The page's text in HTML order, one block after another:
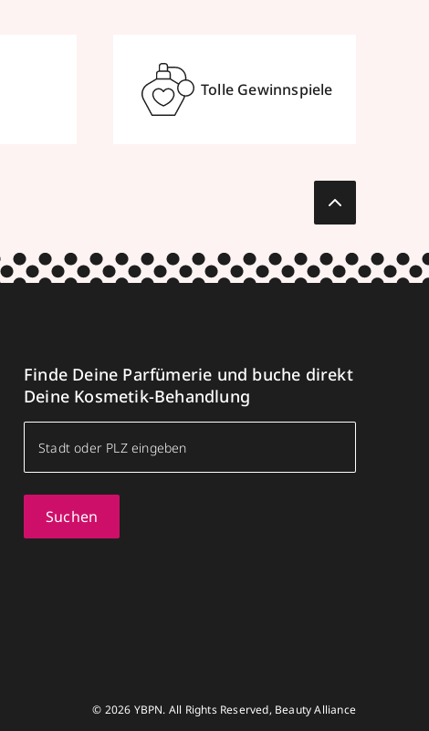
Tolle Gewinnspiele
Finde Deine Parfümerie und buche direkt
Deine Kosmetik-Behandlung
Suchen
© 2026 YBPN. All Rights Reserved, Beauty Alliance